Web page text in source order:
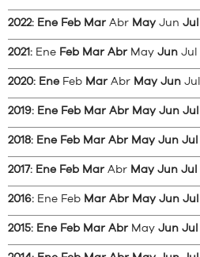
2022: Ene Feb Mar Abr May Jun Jul
2021: Ene Feb Mar Abr May Jun Jul
2020: Ene Feb Mar Abr May Jun Jul
2019: Ene Feb Mar Abr May Jun Jul
2018: Ene Feb Mar Abr May Jun Jul
2017: Ene Feb Mar Abr May Jun Jul
2016: Ene Feb Mar Abr May Jun Jul
2015: Ene Feb Mar Abr May Jun Jul